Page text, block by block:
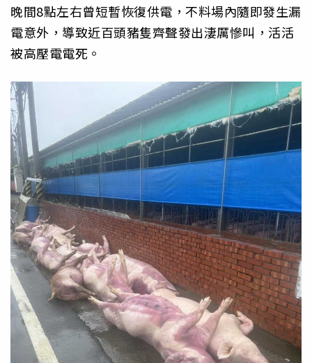
晚間8點左右曾短暫恢復供電，不料場內隨即發生漏
電意外，導致近百頭豬隻齊聲發出淒厲慘叫，活活
被高壓電電死。